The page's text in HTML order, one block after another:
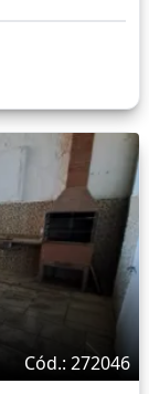
Cód.: 272046